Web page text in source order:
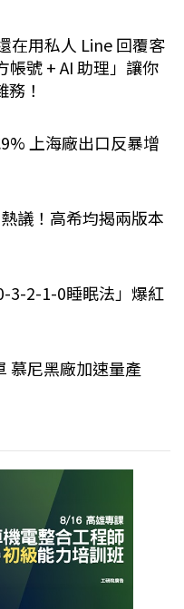
在用私人 Line 回覆客
帳號 + AI 助理」讓你
！
上海廠出口反暴增
議！高希均揭兩版本
3-2-1-0睡眠法」爆紅
慕尼黑廠加速量產